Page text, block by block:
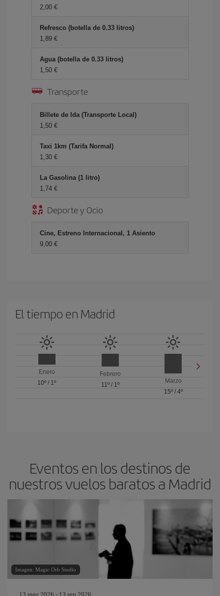
2,00 €
Refresco (botella de 0.33 litros)
1,89 €
Agua (botella de 0.33 litros)
1,50 €
Transporte
Billete de Ida (Transporte Local)
1,50 €
Taxi 1km (Tarifa Normal)
1,30 €
La Gasolina (1 litro)
1,74 €
Deporte y Ocio
Cine, Estreno Internacional, 1 Asiento
9,00 €
El tiempo en Madrid
Enero
10º / 1º
Febrero
11º/ 1º
Marzo
15º/ 4º
Eventos en los destinos de
nuestros vuelos baratos a Madrid
Imagen: Magic Orb Studio
13 may 2026 - 13 sep 2026